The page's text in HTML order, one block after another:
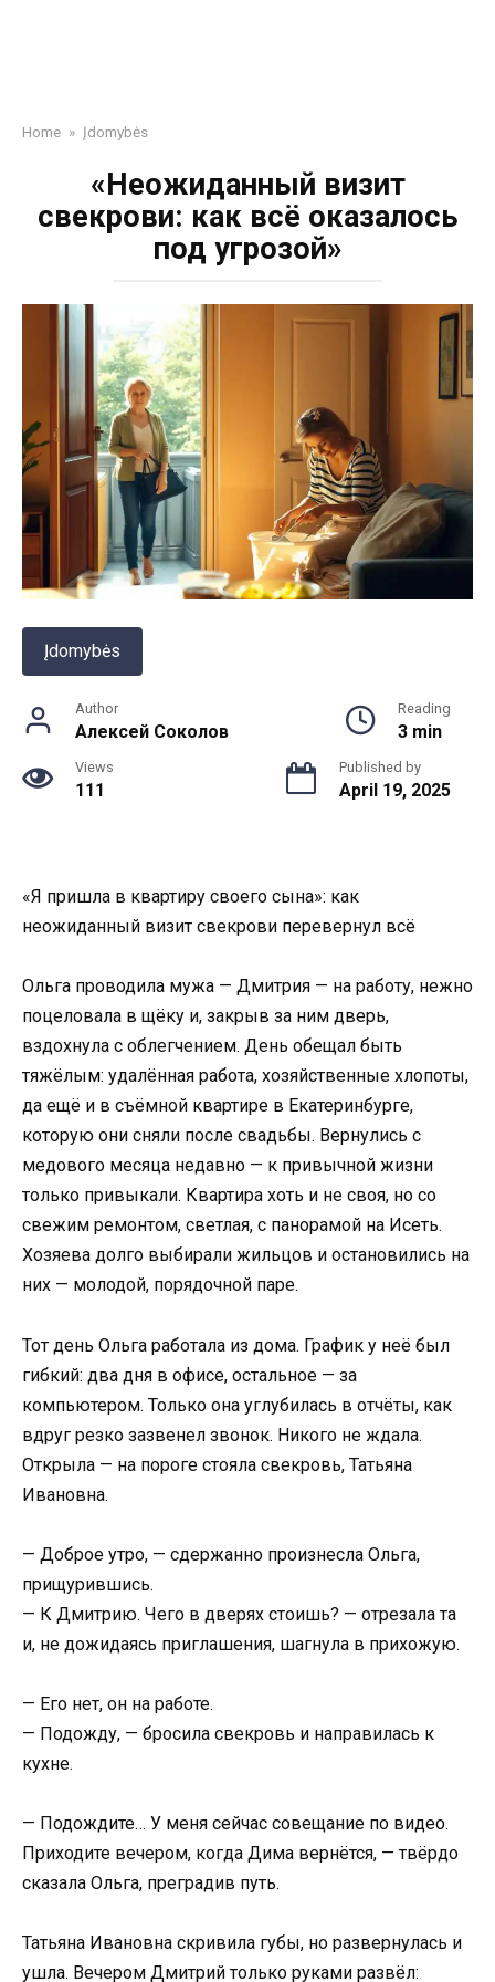
Home » Įdomybės
«Неожиданный визит
свекрови: как всё оказалось
под угрозой»
Įdomybės
Author
Алексей Соколов
Reading
3 min
Views
111
Published by
April 19, 2025
«Я пришла в квартиру своего сына»: как
неожиданный визит свекрови перевернул всё
Ольга проводила мужа — Дмитрия — на работу, нежно
поцеловала в щёку и, закрыв за ним дверь,
вздохнула с облегчением. День обещал быть
тяжёлым: удалённая работа, хозяйственные хлопоты,
да ещё и в съёмной квартире в Екатеринбурге,
которую они сняли после свадьбы. Вернулись с
медового месяца недавно — к привычной жизни
только привыкали. Квартира хоть и не своя, но со
свежим ремонтом, светлая, с панорамой на Исеть.
Хозяева долго выбирали жильцов и остановились на
них — молодой, порядочной паре.
Тот день Ольга работала из дома. График у неё был
гибкий: два дня в офисе, остальное — за
компьютером. Только она углубилась в отчёты, как
вдруг резко зазвенел звонок. Никого не ждала.
Открыла — на пороге стояла свекровь, Татьяна
Ивановна.
— Доброе утро, — сдержанно произнесла Ольга,
прищурившись.
— К Дмитрию. Чего в дверях стоишь? — отрезала та
и, не дожидаясь приглашения, шагнула в прихожую.
— Его нет, он на работе.
— Подожду, — бросила свекровь и направилась к
кухне.
— Подождите… У меня сейчас совещание по видео.
Приходите вечером, когда Дима вернётся, — твёрдо
сказала Ольга, преградив путь.
Татьяна Ивановна скривила губы, но развернулась и
ушла. Вечером Дмитрий только руками развёл: